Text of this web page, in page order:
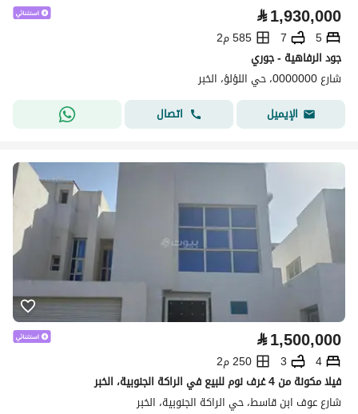
⃁1,930,000
5
7
585 م2
جود الرفاهية - جوري
شارع 0000000، حي اللؤلؤ، الخبر
الإيميل
اتصال
⃁1,500,000
4
3
250 م2
فيلا مكونة من 4 غرف نوم للبيع في الراكة الجنوبية، الخبر
شارع عوف ابن قاسط، حي الراكة الجنوبية، الخبر